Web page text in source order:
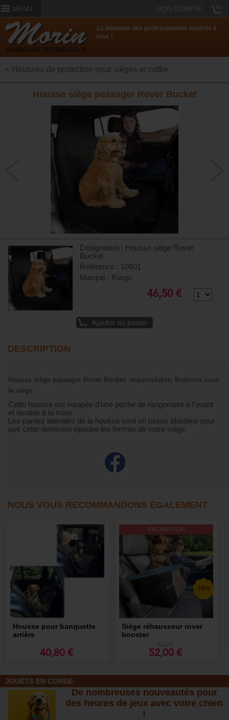
MENU MON COMPTE
La boutique des professionnels ouverte à
tous !
< Housses de protection pour sièges et coffre
Housse siège passager Rover Bucket
Désignation : Housse siège Rover
Bucket
Référence : 10801
Marque : Kurgo
46,50 €
Ajouter au panier
DESCRIPTION
Housse siège passager Rover Bucket, imperméable, fixations sous
le siège
Cette housse est équipée d’une poche de rangement à l’avant
et lavable à la main
Les parties latérales de la housse sont en tissus élastane pour
que cette derninère épouse les formes de votre siège
NOUS VOUS RECOMMANDONS ÉGALEMENT
Housse pour banquette
arrière
40,80 €
PROMOTION
Siège réhausseur rover
booster
-16%
52,00 €
JOUETS EN CORDE
De nombreuses nouveautés pour
des heures de jeux avec votre chien
!